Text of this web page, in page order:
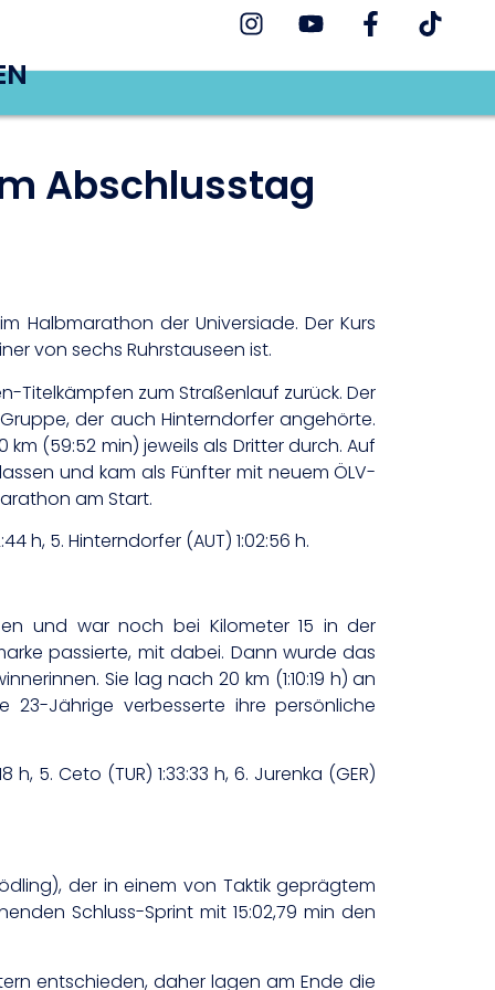
Abschlusstag
Halbmarathon der Universiade. Der Kurs
von sechs Ruhrstauseen ist.
Titelkämpfen zum Straßenlauf zurück. Der
der auch Hinterndorfer angehörte.
(59:52 min) jeweils als Dritter durch. Auf
und kam als Fünfter mit neuem ÖLV-
am Start.
h, 5. Hinterndorfer (AUT) 1:02:56 h.
und war noch bei Kilometer 15 in der
passierte, mit dabei. Dann wurde das
Sie lag nach 20 km (1:10:19 h) an
23-Jährige verbesserte ihre persönliche
h, 5. Ceto (TUR) 1:33:33 h, 6. Jurenka (GER)
der in einem von Taktik geprägtem
Schluss-Sprint mit 15:02,79 min den
entschieden, daher lagen am Ende die